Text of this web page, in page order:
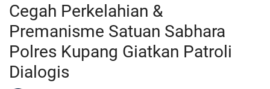
Beranda
Terms & Conditions
Reskrim
Binkam
Cegah Perkelahian &
Premanisme Satuan Sabhara
Polres Kupang Giatkan Patroli
Dialogis